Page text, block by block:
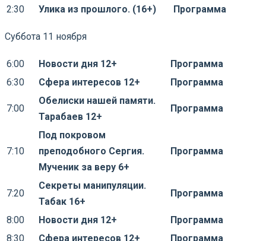
2:30 Улика из прошлого. (16+) Программа
Суббота 11 ноября
6:00 Новости дня 12+
Программа
6:30
Сфера интересов 12+ Программа
7:00
Обелиски нашей памяти.
Тарабаев 12+
Программа
7:10
Под покровом
преподобного Сергия.
Мученик за веру 6+
Программа
7:20
Секреты манипуляции.
Табак 16+
Программа
8:00 Новости дня 12+
Программа
8:30
Сфера интересов 12+
Программа